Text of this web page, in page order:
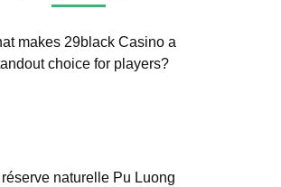
makes 29black Casino a
choice for players?
réserve naturelle Pu Luong